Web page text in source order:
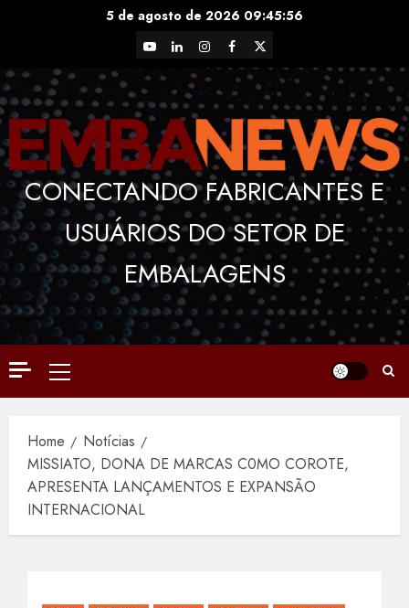
5 de agosto de 2026 09:45:57
YouTubeLinkedInInstagram
Facebook
X
CONECTANDO FABRICANTES E
USUÁRIOS DO SETOR DE
EMBALAGENS
Primary
Menu
Home
Notícias
MISSIATO, DONA DE MARCAS C0MO COROTE,
APRESENTA LANÇAMENTOS E EXPANSÃO
INTERNACIONAL